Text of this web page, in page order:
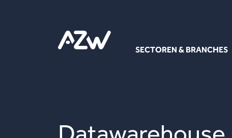
SECTOREN & BRANCHES